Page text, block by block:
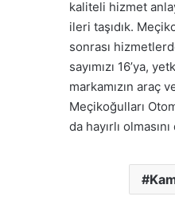
kaliteli hizmet
ileri taşıdık.
sonrası
sayımızı 16’ya,
markamızın araç
Meçikoğulları
da hayırlı